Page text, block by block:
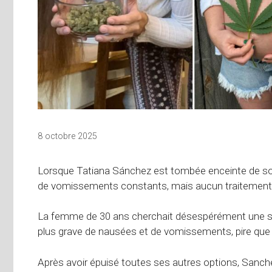
8 octobre 2025
Lorsque Tatiana Sánchez est tombée enceinte de
de vomissements constants, mais aucun
La femme de 30 ans cherchait désespérément une
plus grave de nausées et de vomissements, pire
Après avoir épuisé toutes ses autres options,